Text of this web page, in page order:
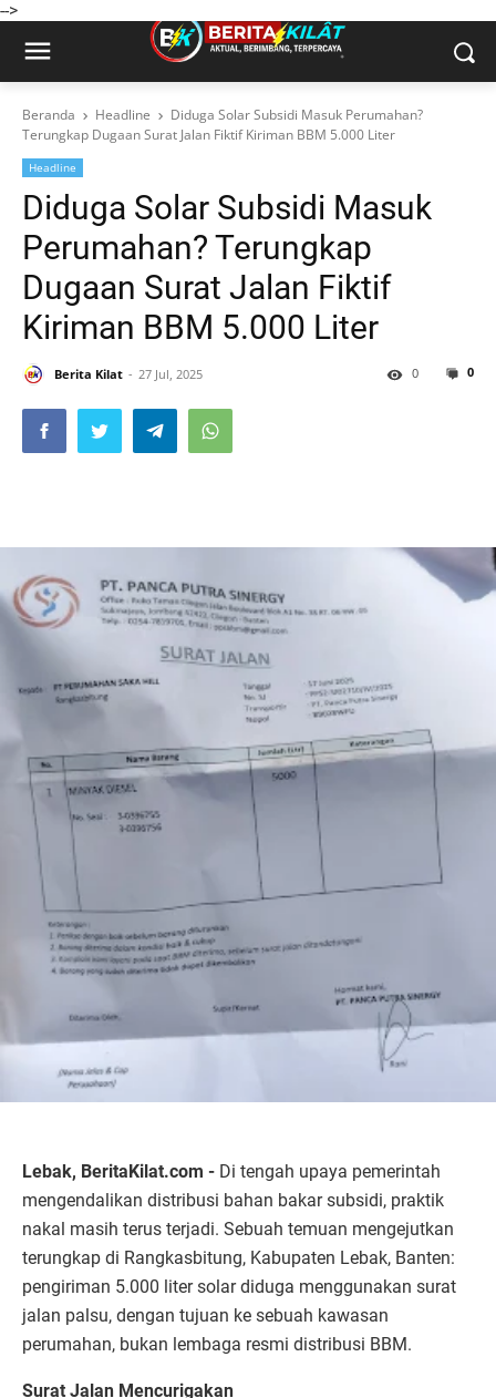
-->
Beranda Headline
Diduga Solar Subsidi Masuk Perumahan?
Terungkap Dugaan Surat Jalan Fiktif Kiriman BBM 5.000 Liter
Headline
Diduga Solar Subsidi Masuk
Perumahan? Terungkap
Dugaan Surat Jalan Fiktif
Kiriman BBM 5.000 Liter
Berita Kilat 27 Jul, 2025 0
0
Lebak, BeritaKilat.com - Di tengah upaya pemerintah
mengendalikan distribusi bahan bakar subsidi, praktik
nakal masih terus terjadi. Sebuah temuan mengejutkan
terungkap di Rangkasbitung, Kabupaten Lebak, Banten:
pengiriman 5.000 liter solar diduga menggunakan surat
jalan palsu, dengan tujuan ke sebuah kawasan
perumahan, bukan lembaga resmi distribusi BBM.
Surat Jalan Mencurigakan